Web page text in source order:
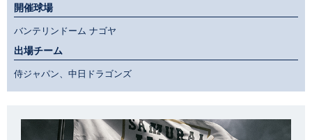
開催球場
バンテリンドーム ナゴヤ
出場チーム
侍ジャパン、中日ドラゴンズ